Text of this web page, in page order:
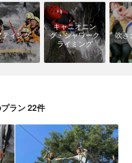
ティング
キャニオニン
グ・シャワーク
ライミング
吹き
ラン 22件